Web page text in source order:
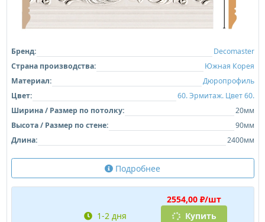
Бренд:
Decomaster
Страна производства:
Южная Корея
Материал:
Дюропрофиль
Цвет:
60. Эрмитаж. Цвет 60.
Ширина / Размер по потолку:
20мм
Высота / Размер по стене:
90мм
Длина:
2400мм
Подробнее
2554,00 ₽/шт
1-2 дня
Купить